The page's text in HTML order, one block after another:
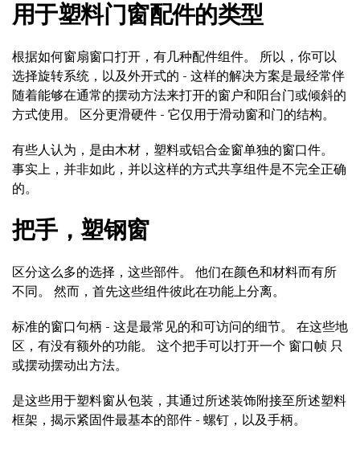
用于塑料门窗配件的类型
根据如何窗扇窗口打开，有几种配件组件。 所以，你可以
选择旋转系统，以及外开式的 - 这样的解决方案是最经常伴
随着能够在通常的摆动方法来打开的窗户和阳台门或倾斜的
方式使用。 区分更滑硬件 - 它仅用于滑动窗和门的结构。
有些人认为，是由木材，塑料或铝合金窗单独的窗口件。
事实上，并非如此，并以这样的方式共享组件是不完全正确
的。
把手，塑钢窗
区分这么多的选择，这些部件。 他们在颜色和材料而有所
不同。 然而，首先这些组件彼此在功能上分离。
标准的窗口句柄 - 这是最常见的和可访问的细节。 在这些地
区，有没有额外的功能。 这个把手可以打开一个 窗口帧 只
或摆动摆动出方法。
是这些用于塑料窗从包装，其通过所述装饰附接至所述塑料
框架，揭示紧固件最基本的部件 - 螺钉，以及手柄。